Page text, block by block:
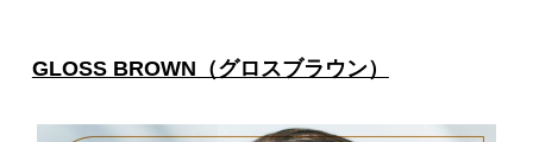
GLOSS BROWN（グロスブラウン）